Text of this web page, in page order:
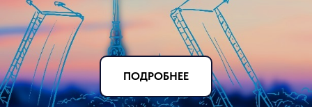
ПОДРОБНЕЕ